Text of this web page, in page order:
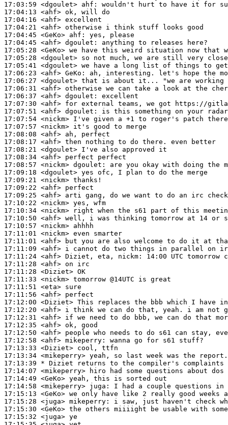
17:03:59 <dgoulet> ahf:
17:04:13 <ahf>
17:04:16 <ahf>
17:04:21 <ahf>
17:04:45 <GeKo> ahf:
17:04:45 <ahf> dgoulet:
17:05:28 <GeKo>
17:05:28 <dgoulet>
17:05:41 <dgoulet>
17:06:23 <ahf> GeKo:
17:06:27 <dgoulet>
17:06:31 <ahf>
17:06:37 <ahf> dgoulet:
17:07:30 <ahf>
17:07:51 <ahf> dgoulet:
17:07:54 <nickm>
17:07:57 <nickm>
17:08:08 <ahf>
17:08:17 <ahf>
17:08:21 <dgoulet>
17:08:34 <ahf>
17:08:57 <nickm> dgoulet:
17:09:18 <dgoulet>
17:09:21 <nickm>
17:09:22 <ahf>
17:09:25 <ahf>
17:10:22 <nickm>
17:10:34 <nickm>
17:10:50 <ahf>
17:10:57 <nickm>
17:11:01 <nickm>
17:11:01 <ahf>
17:11:09 <ahf>
17:11:24 <ahf>
17:11:28 <ahf>
17:11:28 <Diziet>
17:11:33 <nickm>
17:11:51 <eta>
17:11:56 <ahf>
17:12:00 <Diziet>
17:12:20 <ahf>
17:12:31 <ahf>
17:12:35 <ahf>
17:12:50 <ahf>
17:12:58 <ahf> mikeperry:
17:13:33 <Diziet>
17:13:34 <mikeperry>
17:13:39 * Diziet
returns to the compiler's complaints
17:14:07 <mikeperry>
17:14:49 <GeKo>
17:14:58 <mikeperry> juga:
17:15:13 <GeKo>
17:15:28 <juga> mikeperry:
17:15:30 <GeKo>
17:15:32 <juga>